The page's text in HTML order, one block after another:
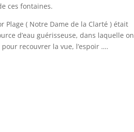
ces fontaines.
Plage ( Notre Dame de la Clarté ) était
d’eau guérisseuse, dans laquelle on
recouvrer la vue, l’espoir ….